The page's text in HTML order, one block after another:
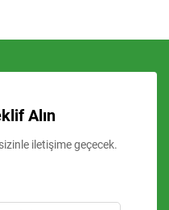
Alın
iletişime geçecek.